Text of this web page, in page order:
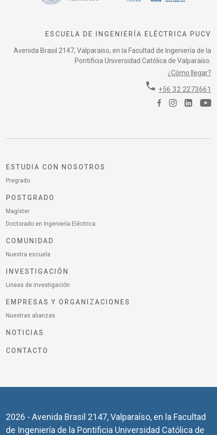
ESCUELA DE INGENIERÍA ELÉCTRICA PUCV
Avenida Brasil 2147, Valparaíso, en la Facultad de Ingeniería de la
Pontificia Universidad Católica de Valparaíso.
¿Cómo llegar?
phone +56 32 2273661
ESTUDIA CON NOSOTROS
Pregrado
POSTGRADO
Magíster
Doctorado en Ingeniería Eléctrica
COMUNIDAD
Nuestra escuela
INVESTIGACIÓN
Lineas de investigación
EMPRESAS Y ORGANIZACIONES
Nuestras alianzas
NOTICIAS
CONTACTO
2026 - Avenida Brasil 2147, Valparaíso, en la Facultad
de Ingeniería de la Pontificia Universidad Católica de